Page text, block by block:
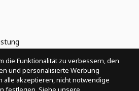
31.100 Gleichgesinnten an und
die von Minderheiten geführt
die Funktionalität zu verbessern, den
und personalisierte Werbung
alle akzeptieren, nicht notwendige